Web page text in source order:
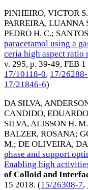
PINHEIRO, VICTOR S.
PARREIRA, LUANNA
PEDRO H. C.;
paracetamol using a
ceria high aspect ratio
v. 295, p. 39-49, FEB 1
17/10118-0, 17/
17/21846-6)
DA SILVA,
CANDIDO,
SILVA, ALISSON H. M.
BALZER, ROSANA;
M.; DE OLIVEIRA,
phase and support
Enabling high
of Colloid and
15 2018. (15/26308-7,